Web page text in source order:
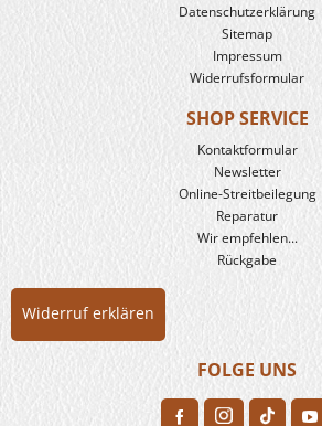
Datenschutzerklärung
Sitemap
Impressum
Widerrufsformular
SHOP SERVICE
Kontaktformular
Newsletter
Online-Streitbeilegung
Reparatur
Wir empfehlen...
Rückgabe
Widerruf erklären
FOLGE UNS
H F